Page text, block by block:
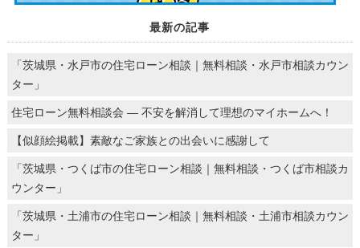
最新の記事
「茨城県・水戸市の住宅ローン相談｜無料相談・水戸市相談カウン
ター」
住宅ローン無料相談会 ― 不安を解消して理想のマイホームへ！
【似顔絵掲載】素敵なご家族との出会いに感謝して
「茨城県・つくば市の住宅ローン相談｜無料相談・つくば市相談カ
ウンター」
「茨城県・土浦市の住宅ローン相談｜無料相談・土浦市相談カウン
ター」